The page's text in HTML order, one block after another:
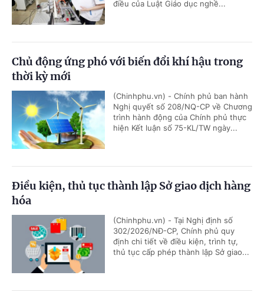
điều của Luật Giáo dục nghề...
Chủ động ứng phó với biến đổi khí hậu trong
thời kỳ mới
(Chinhphu.vn) - Chính phủ ban hành
Nghị quyết số 208/NQ-CP về Chương
trình hành động của Chính phủ thực
hiện Kết luận số 75-KL/TW ngày...
Điều kiện, thủ tục thành lập Sở giao dịch hàng
hóa
(Chinhphu.vn) - Tại Nghị định số
302/2026/NĐ-CP, Chính phủ quy
định chi tiết về điều kiện, trình tự,
thủ tục cấp phép thành lập Sở giao...